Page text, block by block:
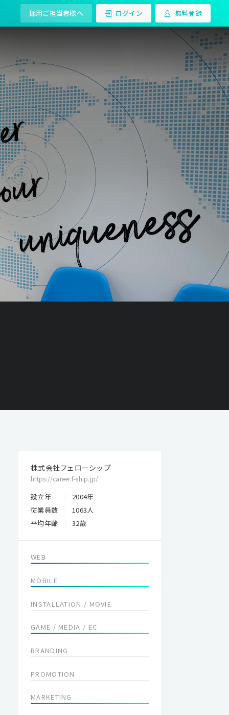
採用ご担当者様へ ログイン 無料登録
株式会社フェローシップ
https://career.f-ship.jp/
設立年
2004年
従業員数
1063人
平均年齢
32歳
WEB
MOBILE
INSTALLATION / MOVIE
GAME / MEDIA / EC
BRANDING
PROMOTION
MARKETING